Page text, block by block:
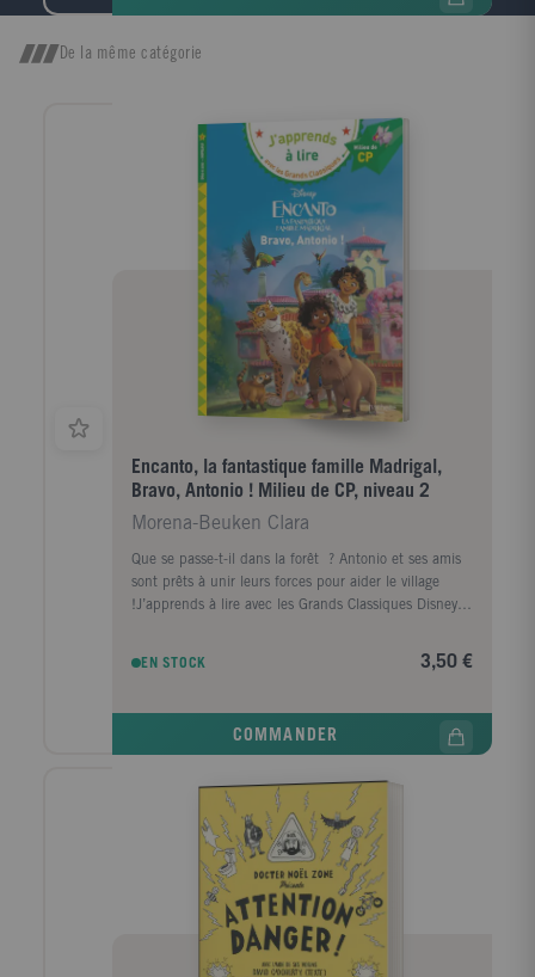
grammaire, d'orthographe, de prononciation, l'origine
l'orthographe - Des tableaux de conjugaison - Les
noms des habitants des pays et des régions CE-CM 8-
De la même catégorie
Encanto, la fantastique famille Madrigal,
Bravo, Antonio ! Milieu de CP, niveau 2
Morena-Beuken Clara
Que se passe-t-il dans la forêt ? Antonio et ses amis
sont prêts à unir leurs forces pour aider le village
!J’apprends à lire avec les Grands Classiques Disney
accompagner les enfants dans leur apprentissage de
la lecture. Elle propose des petites histoires courtes et
propose quatre niveaux progressifs :• Niveau 1 –
Fin de CP• Niveau CE1
EN STOCK 3,50 €
COMMANDER